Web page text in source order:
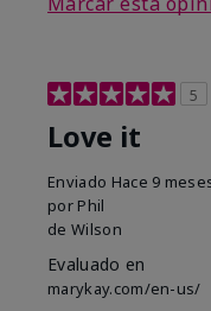
5
Love it
Enviado Hace 9
por Phil
de Wilson
Evaluado en
marykay.com/en-us/